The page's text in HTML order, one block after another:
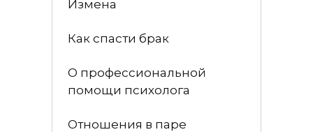
Измена
Как спасти брак
О профессиональной
помощи психолога
Отношения в паре